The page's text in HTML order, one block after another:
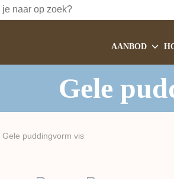
AANBOD
Gele
Gele puddingvorm vis